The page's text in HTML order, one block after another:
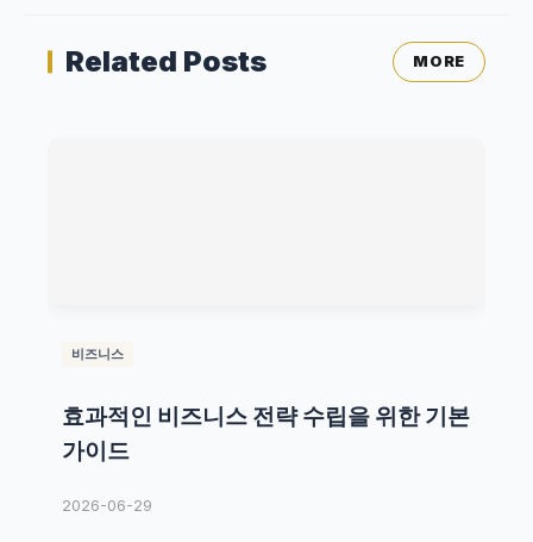
Related Posts MORE
비즈니스
효과적인 비즈니스 전략 수립을 위한 기본
가이드
2026-06-29